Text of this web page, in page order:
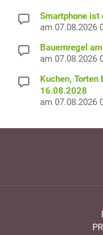
Smartphone ist
am 07.08.2026
Bauernregel
am 07.08.2026
Kuchen,
16.08.2028
am 07.08.2026